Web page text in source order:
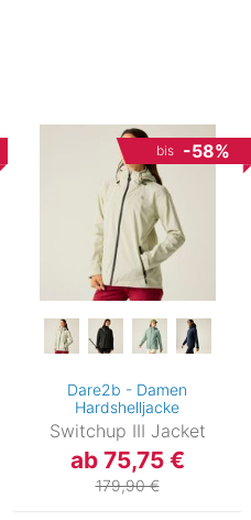
bis -58%
Dare2b - Damen
Hardshelljacke
Switchup III Jacket
ab 75,75 €
179,90 €